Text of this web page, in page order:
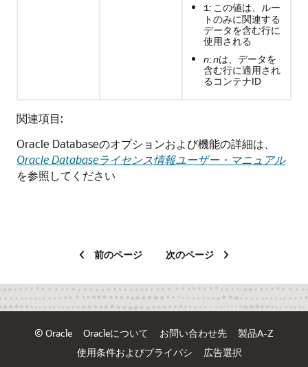
1: この値は、ルー
トのみに関連する
データを含む行に
使用される
n:nは、データを
含む行に適用され
るコンテナID
関連項目:
Oracle Databaseのオプションおよび機能の詳細は、
Oracle Databaseライセンス情報ユーザー・マニュアル
を参照してください
前のページ 次のページ
© Oracle Oracleについて お問い合わせ先
製品A-Z
使用条件およびプライバシ
広告選択